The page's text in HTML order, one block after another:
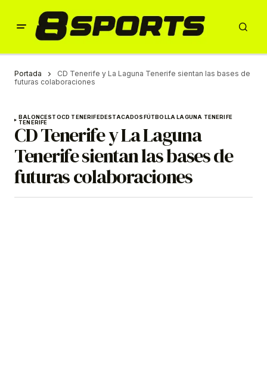
Portada
CD Tenerife y La Laguna Tenerife sientan las bases de
futuras colaboraciones
BALONCESTOCD TENERIFEDESTACADOSFÚTBOLLA LAGUNA TENERIFE
TENERIFE
CD Tenerife y La Laguna
Tenerife sientan las bases de
futuras colaboraciones